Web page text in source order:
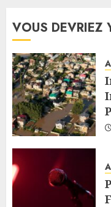
VOUS DEVRIEZ